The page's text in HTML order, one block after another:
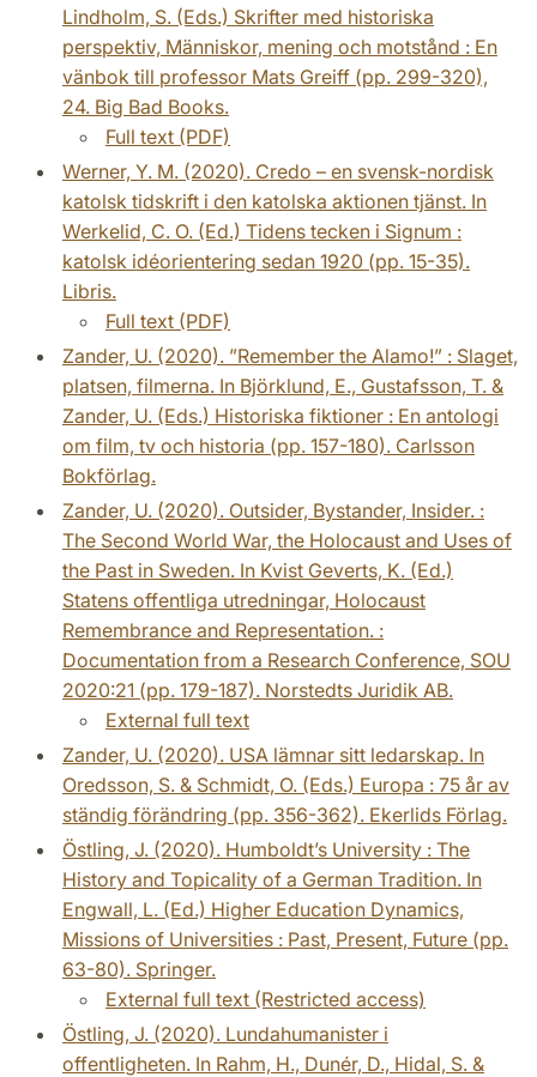
Lindholm, S. (Eds.) Skrifter med historiska
perspektiv, Människor, mening och motstånd : En
vänbok till professor Mats Greiff (pp. 299-320),
24. Big Bad Books.
Full text (PDF)
Werner, Y. M. (2020). Credo – en svensk-nordisk
katolsk tidskrift i den katolska aktionen tjänst. In
Werkelid, C. O. (Ed.) Tidens tecken i Signum :
katolsk idéorientering sedan 1920 (pp. 15-35).
Libris.
Full text (PDF)
Zander, U. (2020). ”Remember the Alamo!” : Slaget,
platsen, filmerna. In Björklund, E., Gustafsson, T. &
Zander, U. (Eds.) Historiska fiktioner : En antologi
om film, tv och historia (pp. 157-180). Carlsson
Bokförlag.
Zander, U. (2020). Outsider, Bystander, Insider. :
The Second World War, the Holocaust and Uses of
the Past in Sweden. In Kvist Geverts, K. (Ed.)
Statens offentliga utredningar, Holocaust
Remembrance and Representation. :
Documentation from a Research Conference, SOU
2020:21 (pp. 179-187). Norstedts Juridik AB.
External full text
Zander, U. (2020). USA lämnar sitt ledarskap. In
Oredsson, S. & Schmidt, O. (Eds.) Europa : 75 år av
ständig förändring (pp. 356-362). Ekerlids Förlag.
Östling, J. (2020). Humboldt’s University : The
History and Topicality of a German Tradition. In
Engwall, L. (Ed.) Higher Education Dynamics,
Missions of Universities : Past, Present, Future (pp.
63-80). Springer.
External full text (Restricted access)
Östling, J. (2020). Lundahumanister i
offentligheten. In Rahm, H., Dunér, D., Hidal, S. &